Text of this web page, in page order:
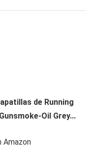
de Running
Oil Grey...
Amazon